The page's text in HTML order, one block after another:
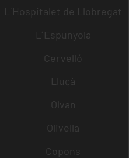
L´Hospitalet de Llobregat
L´Espunyola
Cervelló
Lluçà
Olvan
Olivella
Copons